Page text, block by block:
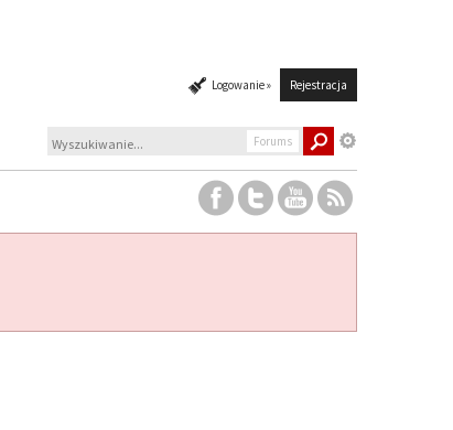
Logowanie » Rejestracja
Forums